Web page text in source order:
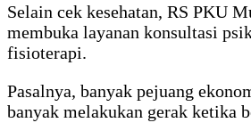
Selain cek kesehatan, RS PKU
membuka layanan konsultasi
fisioterapi.
Pasalnya, banyak pejuang
banyak melakukan gerak ketika